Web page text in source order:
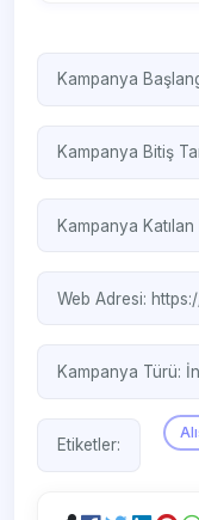
Kampanya
Kampanya Bitiş
Kampanya
Web Adresi:
Kampanya Türü:
Etiketler: